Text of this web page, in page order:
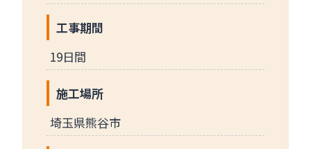
工事期間
19日間
施工場所
埼玉県熊谷市